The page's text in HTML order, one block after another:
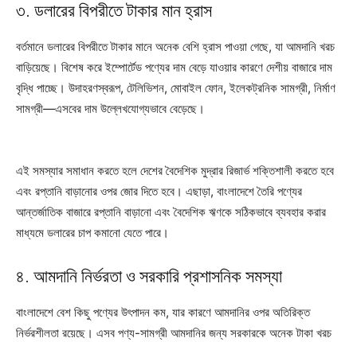
৩. ডলারের বিপরীতে টাকার মান হ্রাস
বর্তমানে ডলারের বিপরীতে টাকার মানে অনেক বেশি হ্রাস পাওয়া গেছে, যা আমদানি খরচ
বাড়িয়েছে। বিশেষ করে ইম্পোর্টেড পণ্যের দাম বেড়ে যাওয়ার কারণে দেশীয় বাজারে দাম
বৃদ্ধি পাচ্ছে। উদাহরণস্বরূপ, টেলিভিশন, মোবাইল ফোন, ইলেকট্রনিক সামগ্রী, নির্মাণ
সামগ্রী—এসবের দাম উল্লেখযোগ্যভাবে বেড়েছে।
এই সমস্যার সমাধান করতে হলে দেশের বৈদেশিক মুদ্রার রিজার্ভ শক্তিশালী করতে হবে
এবং রপ্তানি বাড়ানোর ওপর জোর দিতে হবে। এছাড়া, বাংলাদেশে তৈরি পণ্যের
আন্তর্জাতিক বাজারে রপ্তানি বাড়ানো এবং বৈদেশিক ঋণকে সঠিকভাবে ব্যবহার করার
মাধ্যমে ডলারের চাপ কমানো যেতে পারে।
৪. আমদানি নির্ভরতা ও সরকারি প্রশাসনিক সমস্যা
বাংলাদেশে বেশ কিছু পণ্যের উৎপাদন কম, যার কারণে আমদানির ওপর অতিরিক্ত
নির্ভরশীলতা রয়েছে। এসব পণ্য-সামগ্রী আমদানির জন্য সরকারকে অনেক টাকা খরচ